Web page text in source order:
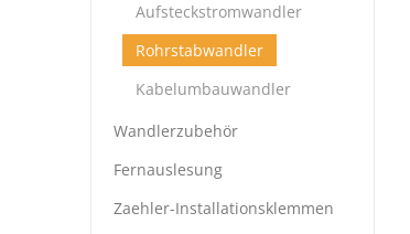
Aufsteckstromwandler
Rohrstabwandler
Kabelumbauwandler
Wandlerzubehör
Fernauslesung
Zaehler-Installationsklemmen